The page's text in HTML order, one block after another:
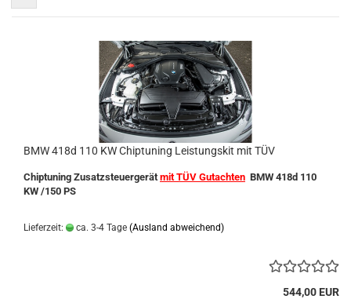
BMW 418d 110 KW Chiptuning Leistungskit mit TÜV
Chiptuning Zusatzsteuergerät mit TÜV Gutachten BMW 418d 110
KW /150 PS
Lieferzeit: ca. 3-4 Tage (Ausland abweichend)
544,00 EUR